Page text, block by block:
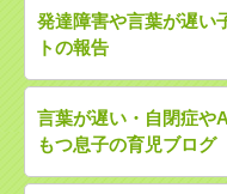
発達障害や言葉が遅い
トの報告
言葉が遅い・自閉症や
もつ息子の育児ブログ